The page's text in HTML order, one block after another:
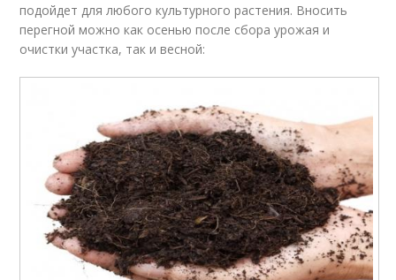
подойдет для любого культурного растения. Вносить
перегной можно как осенью после сбора урожая и
очистки участка, так и весной: